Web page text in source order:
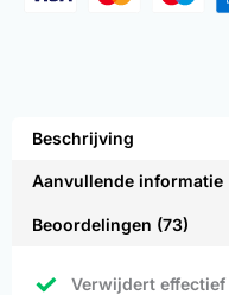
Beschrijving
Aanvullende informatie
Beoordelingen (73)
Verwijdert